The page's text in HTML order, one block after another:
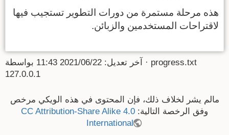
هذه مرحلة مستمرة من دورات التطوير تستجيب فيها
لاقتراحات المستخدمين والزبائن.
progress.txt · آخر تعديل:2021/06/22 11:43
بواسطة
127.0.0.1
مالم يشر لخلاف ذلك، فإن المحتوى في هذه الويكي مرخص
وفق الرخصة التالية: CC Attribution-Share Alike 4.0
International